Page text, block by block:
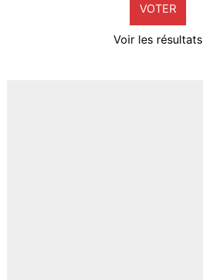
VOTER
Voir les résultats